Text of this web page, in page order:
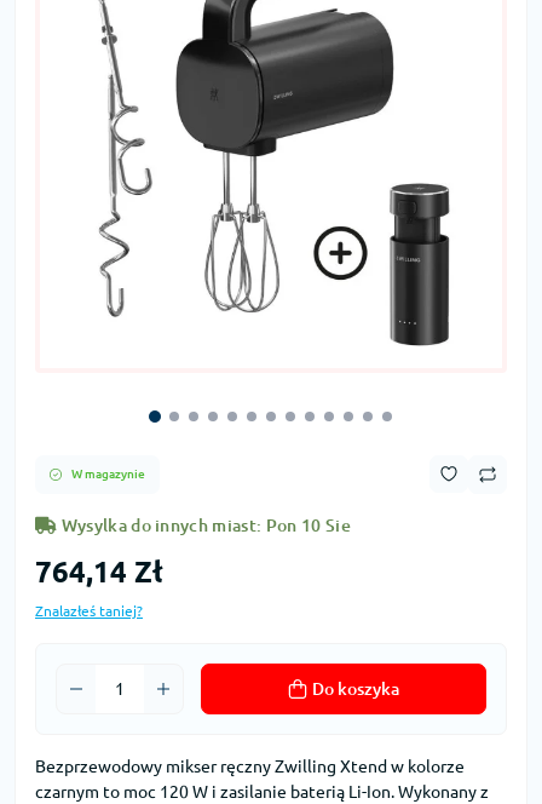
W magazynie
Wysylka do innych miast: Pon 10 Sie
764,14 Zł
Znalazłeś taniej?
Do koszyka
Bezprzewodowy mikser ręczny Zwilling Xtend w kolorze
czarnym to moc 120 W i zasilanie baterią Li-Ion. Wykonany z